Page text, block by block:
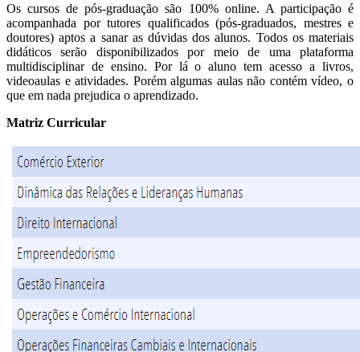
Os cursos de pós-graduação são 100% online. A participação é
acompanhada por tutores qualificados (pós-graduados, mestres e
doutores) aptos a sanar as dúvidas dos alunos. Todos os materiais
didáticos serão disponibilizados por meio de uma plataforma
multidisciplinar de ensino. Por lá o aluno tem acesso a livros,
videoaulas e atividades. Porém algumas aulas não contém vídeo, o
que em nada prejudica o aprendizado.
Matriz Curricular